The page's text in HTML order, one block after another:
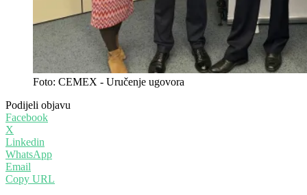
Foto: CEMEX - Uručenje ugovora
Podijeli objavu
Facebook
X
Linkedin
WhatsApp
Email
Copy URL